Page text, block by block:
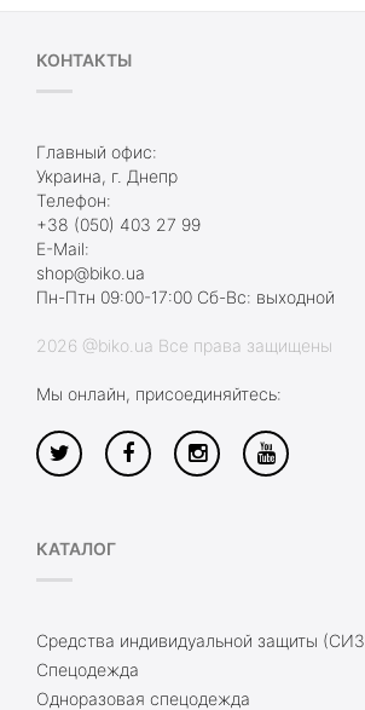
КОНТАКТЫ
Главный офис:
Украина, г. Днепр
Телефон:
+38 (050) 403 27 99
E-Mail:
shop@biko.ua
Пн-Птн 09:00-17:00 Сб-Вс: выходной
2026 @biko.ua Все права защищены
Мы онлайн, присоединяйтесь:
КАТАЛОГ
Средства индивидуальной защиты
Спецодежда
Одноразовая спецодежда